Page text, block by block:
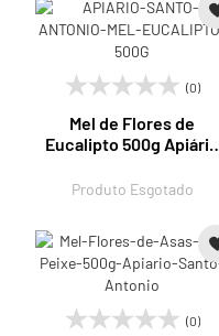
(0)
Mel de Flores de
Eucalipto 500g Apiário
Produto Esgotado
(0)